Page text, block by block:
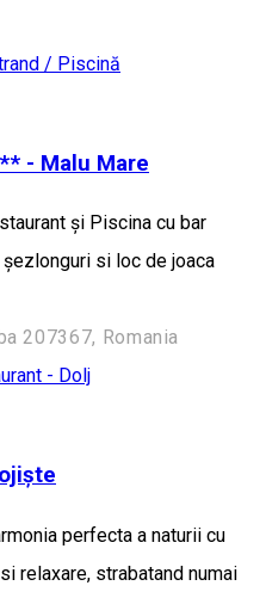
/ Piscină
- Malu Mare
și Piscina cu bar
si loc de joaca
207367, Romania
- Dolj
perfecta a naturii cu
relaxare, strabatand numai